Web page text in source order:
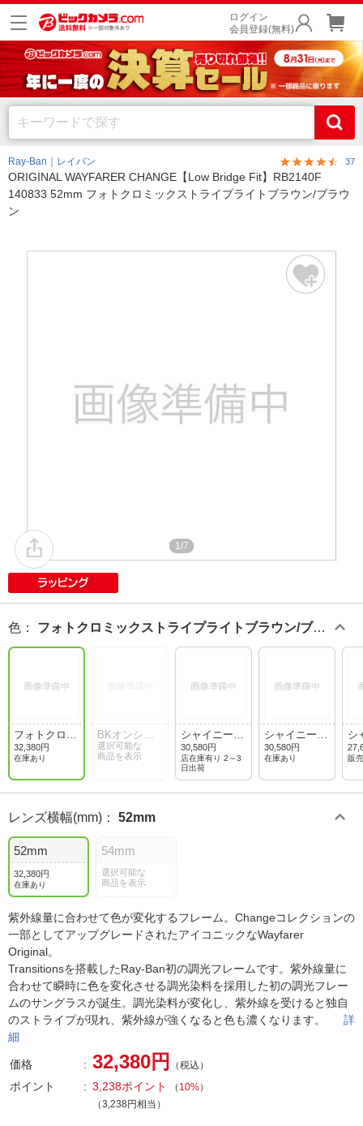
ログイン
会員登録(無料)
Ray-Ban｜レイバン 37
ORIGINAL WAYFARER CHANGE【Low Bridge Fit】RB2140F
140833 52mm フォトクロミックストライプライトブラウン/ブラウ
ン
1/7
色 ： フォトクロミックストライプライトブラウン/ブラ
ウン
フォトクロミ
ックストライ
プライトブラ
ン
32,380円
在庫あり
BKオンシェ
ブロングレ
ー/ライトグ
選択可能な
商品を表示
シャイニーブ
ラック/クリ
スタルイエロ
ーAR
30,580円
店在庫有り 2～3
日出荷
シャイニーブ
ラック/グリ
ーン
30,580円
在庫あり
シ
ラ
ト
販
レンズ横幅(mm) ： 52mm
52mm
32,380円
在庫あり
54mm
選択可能な
商品を表示
紫外線量に合わせて色が変化するフレーム。Changeコレクションの
一部としてアップグレードされたアイコニックなWayfarer
Original。
Transitionsを搭載したRay-Ban初の調光フレームです。紫外線量に
合わせて瞬時に色を変化させる調光染料を採用した初の調光フレー
ムのサングラスが誕生。調光染料が変化し、紫外線を受けると独自
のストライプが現れ、紫外線が強くなると色も濃くなります。 詳
細
価格 32,380円 （税込）
ポイント 3,238ポイント （ 10%）
（3,238円相当）